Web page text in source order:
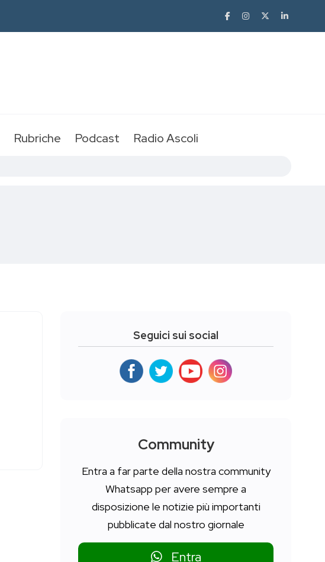
Rubriche Podcast Radio Ascoli
Seguici sui social
Community
Entra a far parte della nostra community
Whatsapp per avere sempre a
disposizione le notizie più importanti
pubblicate dal nostro giornale
Entra